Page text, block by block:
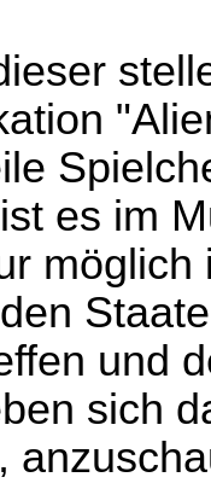
es im
und
sich